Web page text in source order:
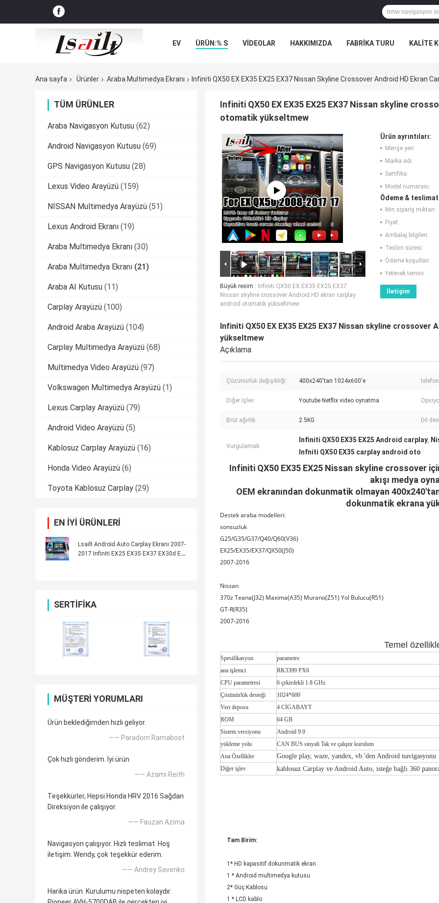
EV ÜRÜN:% S VİDEOLAR HAKKIMIZDA FABRIKA TURU KALITE
Ana sayfa
Ürünler Araba Multimedya Ekranı Infiniti QX50 EX EX35 EX25 EX37 Nissan Skyline Crossover Android HD Ekran
TÜM ÜRÜNLER
Araba Navigasyon Kutusu (62)
Android Navigasyon Kutusu (69)
GPS Navigasyon Kutusu (28)
Lexus Video Arayüzü (159)
NISSAN Multimedya Arayüzü (51)
Lexus Android Ekranı (19)
Araba Multimedya Ekranı (30)
Araba Multimedya Ekranı (21)
Araba AI Kutusu (11)
Carplay Arayüzü (100)
Android Araba Arayüzü (104)
Carplay Multimedya Arayüzü (68)
Multimedya Video Arayüzü (97)
Volkswagen Multimedya Arayüzü (1)
Lexus Carplay Arayüzü (79)
Android Video Arayüzü (5)
Kablosuz Carplay Arayüzü (16)
Honda Video Arayüzü (6)
Toyota Kablosuz Carplay (29)
EN IYI ÜRÜNLERI
Lsailt Android Auto Carplay Ekranı 2007-
2017 Infiniti EX25 EX35 EX37 EX30d EX
SERTIFIKA
MÜŞTERI YORUMLARI
Ürün beklediğimden hızlı geliyor.
—— Paradorn Ramaboot
Çok hızlı gönderim. İyi ürün
—— Azami Reith
Teşekkürler, Hepsi Honda HRV 2016 Sağdan
Direksiyon ile çalışıyor.
—— Fauzan Azima
Navigasyon çalışıyor. Hızlı teslimat. Hoş
iletişim. Wendy, çok teşekkür ederim.
—— Andrey Savenko
Harika ürün. Kurulumu nispeten kolaydır.
Infiniti QX50 EX EX35 EX25 EX37 Nissan skyline
otomatik yükseltmew
Büyük resim : Infiniti QX50 EX EX35 EX25 EX37
Nissan skyline crossover Android HD ekran carplay
android otomatik yükseltmew
Ürün ayrıntıları:
Menşe yeri:
Marka adı:
Sertifika:
Model numarası:
Ödeme &
Min sipariş miktarı:
Fiyat:
Ambalaj bilgileri:
Teslim süresi:
Ödeme koşulları:
Yetenek temini:
İletişim
Infiniti QX50 EX EX35 EX25 EX37 Nissan skyline
yükseltmew
Açıklama
Çözünürlük değişikliği: 400x240'tan 1024x600'e
Diğer İşlev: Youtube Netflix video oynatma
Brüt ağırlık: 2.5KG Dil
Vurgulamak:
Infiniti QX50 EX35 EX25 Android carplay,
Infniti QX50 EX35 carplay android oto
Infiniti QX50 EX35 EX25 Nissan skyline crossover
akışı medya
OEM ekranından dokunmatik olmayan
dokunmatik ekrana
Destek araba modelleri:
sonsuzluk
G25/G35/G37/Q40/Q60(V36)
EX25/EX35/EX37/QX50(J50)
2007-2016
Nissan
370z Teana(J32) Maxima(A35) Murano(Z51) Yol Bulucu(R51)
GT-R(R35)
2007-2016
Temel
Spesifikasyon
parametre
ana işlemci
RK3399 PX6
CPU parametresi
6 çekirdekli 1.8 GHz
Çözünürlük desteği
1024*600
Veri deposu
4 CİGABAYT
ROM
64 GB
Sistem versiyonu
Android 9.0
yükleme yolu
CAN BUS sinyali Tak ve çalıştır kurulum
Ana Özellikler
Google play, waze, yandex, vb.'den Android navigasyonu
Diğer işlev kablosuz Carplay ve Android Auto, isteğe bağlı 360
Tam Birim:
1* HD kapasitif dokunmatik ekran
1 * Android multimedya kutusu
2* Güç Kablosu
1 * LCD kablo